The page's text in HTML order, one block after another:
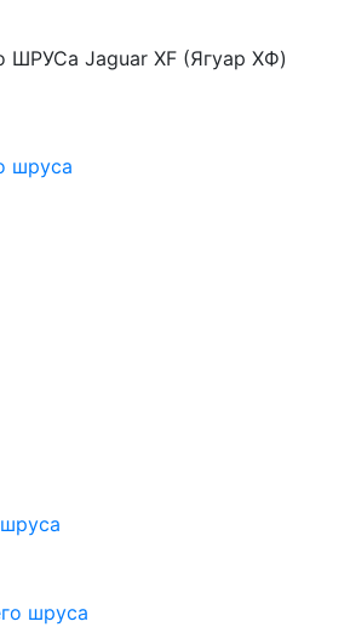
ШРУСа Jaguar XF (Ягуар ХФ)
шруса
шруса